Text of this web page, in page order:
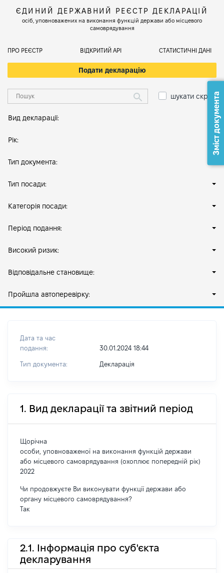
ЄДИНИЙ ДЕРЖАВНИЙ РЕЄСТР ДЕКЛАРАЦІЙ
осіб, уповноважених на виконання функцій держави або місцевого
самоврядування
ПРО РЕЄСТР ВІДКРИТИЙ АРІ СТАТИСТИЧНІ ДАНІ
Подати декларацію
шукати скрізь
Вид декларації:
Рік:
Тип документа:
Тип посади:
Категорія посади:
Період подання:
Високий ризик:
Відповідальне становище:
Пройшла автоперевірку:
Дата та час
подання:
30.01.2024 18:44
Тип документа: Декларація
1. Вид декларації та звітний період
Щорічна
особи, уповноваженої на виконання функцій держави
або місцевого самоврядування (охоплює попередній рік)
2022
Чи продовжуєте Ви виконувати функції держави або
органу місцевого самоврядування?
Так
2.1. Інформація про суб'єкта
декларування
Зміст документа